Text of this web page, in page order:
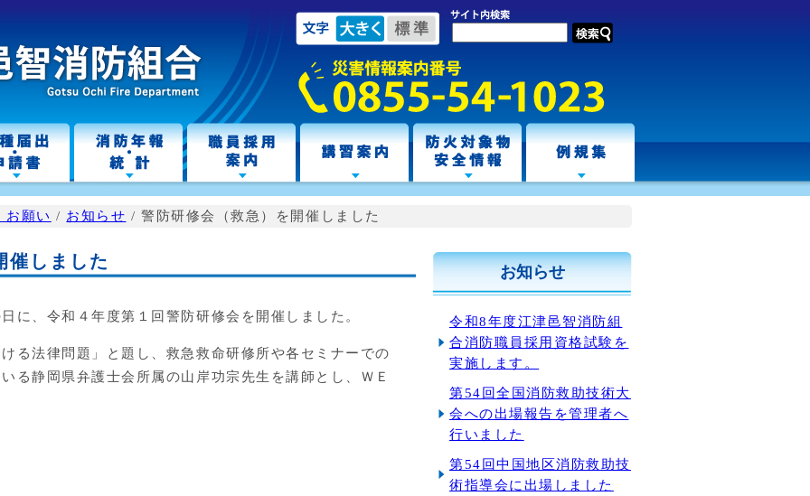
お願い / お知らせ /警防研修会（救急）を開催しました
催しました
、令和４年度第１回警防研修会を開催しました。
法律問題」と題し、救急救命研修所や各セミナーでの
る静岡県弁護士会所属の山岸功宗先生を講師とし、ＷＥ
お知らせ
令和8年度江津邑智消防組
合消防職員採用資格試験を
実施します。
第54回全国消防救助技術大
会への出場報告を管理者へ
行いました
第54回中国地区消防救助技
術指導会に出場しました